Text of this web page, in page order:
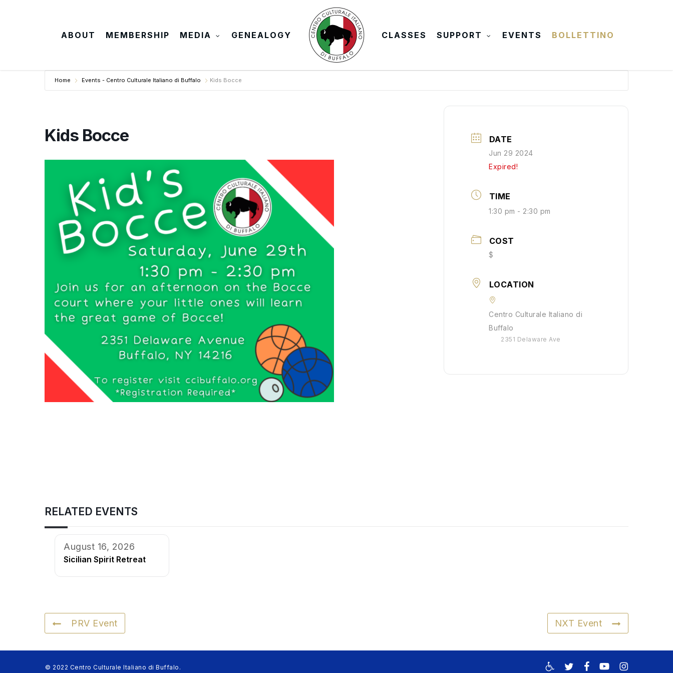
ABOUT MEMBERSHIP MEDIA GENEALOGY CLASSES SUPPORT EVENTS BOLLETTINO
Home Events - Centro Culturale Italiano di Buffalo Kids Bocce
Kids Bocce DATE
Jun 29 2024
Expired!
TIME
1:30 pm - 2:30 pm
COST
$
LOCATION
Centro Culturale Italiano di
Buffalo
2351 Delaware Ave
RELATED EVENTS
August 16, 2026
Sicilian Spirit Retreat
PRV Event NXT Event
© 2022 Centro Culturale Italiano di Buffalo. twitter facebookyoutubeinstagram